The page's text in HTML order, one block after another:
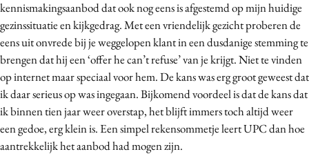
kennismakingsaanbod dat ook nog eens is afgestemd op mijn huidige
gezinssituatie en kijkgedrag. Met een vriendelijk gezicht proberen de
eens uit onvrede bij je weggelopen klant in een dusdanige stemming te
brengen dat hij een ‘offer he can’t refuse’ van je krijgt. Niet te vinden
op internet maar speciaal voor hem. De kans was erg groot geweest dat
ik daar serieus op was ingegaan. Bijkomend voordeel is dat de kans dat
ik binnen tien jaar weer overstap, het blijft immers toch altijd weer
een gedoe, erg klein is. Een simpel rekensommetje leert UPC dan hoe
aantrekkelijk het aanbod had mogen zijn.